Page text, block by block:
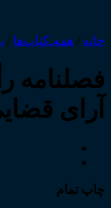
خانه / همه‌ـ‌کتاب‌ها /
آرای قضایی
چاپ تمام